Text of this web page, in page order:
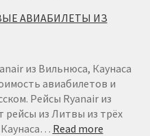
АВИАБИЛЕТЫ ИЗ
из Вильнюса, Каунаса
авиабилетов и
Рейсы Ryanair из
из Литвы из трёх
Read more: